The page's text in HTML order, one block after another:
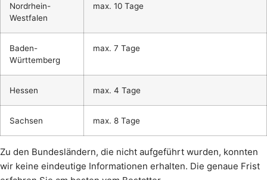
Nordrhein-
Westfalen
max. 10 Tage
Baden-
Württemberg
max. 7 Tage
Hessen max. 4 Tage
Sachsen max. 8 Tage
Zu den Bundesländern, die nicht aufgeführt wurden, konnten
wir keine eindeutige Informationen erhalten. Die genaue Frist